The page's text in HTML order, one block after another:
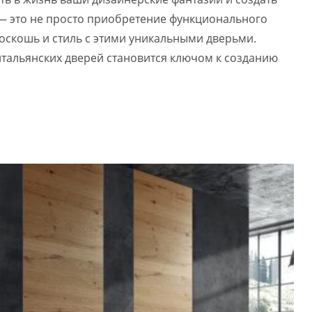
это не просто приобретение функционального
и стиль с этими уникальными дверьми.
дверей становится ключом к созданию